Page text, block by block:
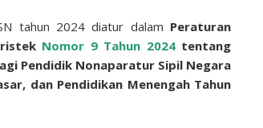
tahun 2024 diatur dalam Peraturan
Nomor 9 Tahun 2024tentang
Pendidik Nonaparatur Sipil Negara
dan Pendidikan Menengah Tahun